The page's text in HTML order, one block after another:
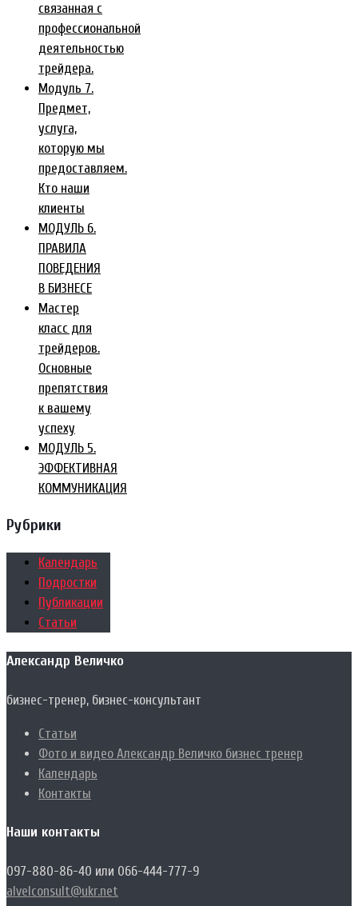
связанная с
профессиональной
деятельностью
трейдера.
Модуль 7.
Предмет,
услуга,
которую мы
предоставляем.
Кто наши
клиенты
МОДУЛЬ 6.
ПРАВИЛА
ПОВЕДЕНИЯ
В БИЗНЕСЕ
Мастер
класс для
трейдеров.
Основные
препятствия
к вашему
успеху
МОДУЛЬ 5.
ЭФФЕКТИВНАЯ
КОММУНИКАЦИЯ
Рубрики
Календарь
Подростки
Публикации
Статьи
Александр Величко
бизнес-тренер, бизнес-консультант
Статьи
Фото и видео Александр Величко бизнес тренер
Календарь
Контакты
Наши контакты
097-880-86-40 или 066-444-777-9
alvelconsult@ukr.net